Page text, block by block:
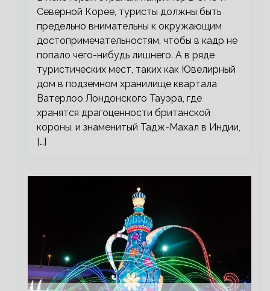
Северной Корее, туристы должны быть
предельно внимательны к окружающим
достопримечательностям, чтобы в кадр не
попало чего-нибудь лишнего. А в ряде
туристических мест, таких как Ювелирный
дом в подземном хранилище квартала
Ватерлоо Лондонского Тауэра, где
хранятся драгоценности британской
короны, и знаменитый Тадж-Махал в Индии,
[…]